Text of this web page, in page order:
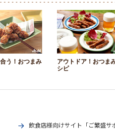
う！おつまみ
アウトドア！おつま
シピ
飲食店様向けサイト「ご繁盛サ